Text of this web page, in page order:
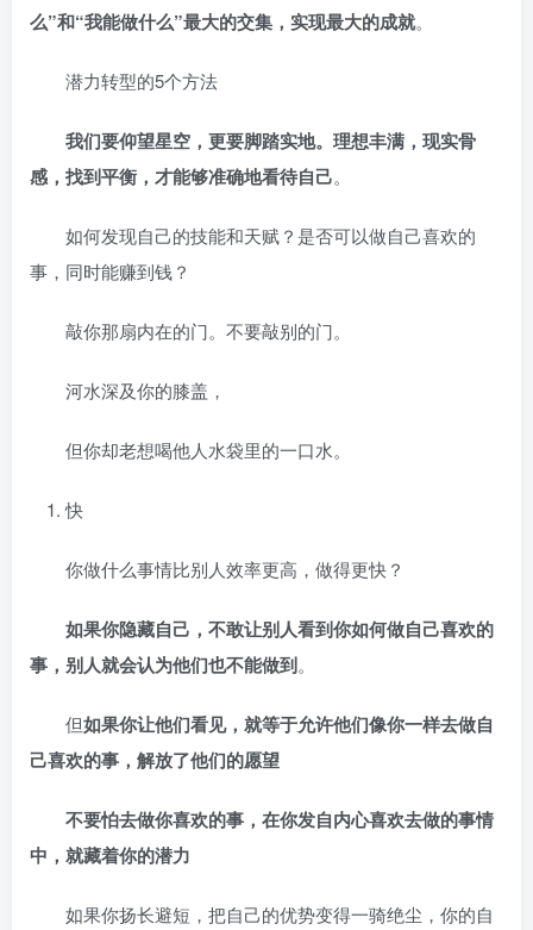
么”和“我能做什么”最大的交集，实现最大的成就。
潜力转型的5个方法
我们要仰望星空，更要脚踏实地。理想丰满，现实骨
感，找到平衡，才能够准确地看待自己。
如何发现自己的技能和天赋？是否可以做自己喜欢的
事，同时能赚到钱？
敲你那扇内在的门。不要敲别的门。
河水深及你的膝盖，
但你却老想喝他人水袋里的一口水。
快
你做什么事情比别人效率更高，做得更快？
如果你隐藏自己，不敢让别人看到你如何做自己喜欢的
事，别人就会认为他们也不能做到。
但如果你让他们看见，就等于允许他们像你一样去做自
己喜欢的事，解放了他们的愿望
不要怕去做你喜欢的事，在你发自内心喜欢去做的事情
中，就藏着你的潜力
如果你扬长避短，把自己的优势变得一骑绝尘，你的自